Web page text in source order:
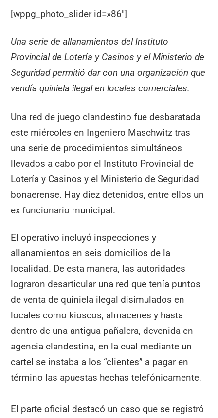
[wppg_photo_slider id=»86″]
Una serie de allanamientos del Instituto
Provincial de Lotería y Casinos y el Ministerio de
Seguridad permitió dar con una organización que
vendía quiniela ilegal en locales comerciales.
Una red de juego clandestino fue desbaratada
este miércoles en Ingeniero Maschwitz tras
una serie de procedimientos simultáneos
llevados a cabo por el Instituto Provincial de
Lotería y Casinos y el Ministerio de Seguridad
bonaerense. Hay diez detenidos, entre ellos un
ex funcionario municipal.
El operativo incluyó inspecciones y
allanamientos en seis domicilios de la
localidad. De esta manera, las autoridades
lograron desarticular una red que tenía puntos
de venta de quiniela ilegal disimulados en
locales como kioscos, almacenes y hasta
dentro de una antigua pañalera, devenida en
agencia clandestina, en la cual mediante un
cartel se instaba a los “clientes” a pagar en
término las apuestas hechas telefónicamente.
El parte oficial destacó un caso que se registró